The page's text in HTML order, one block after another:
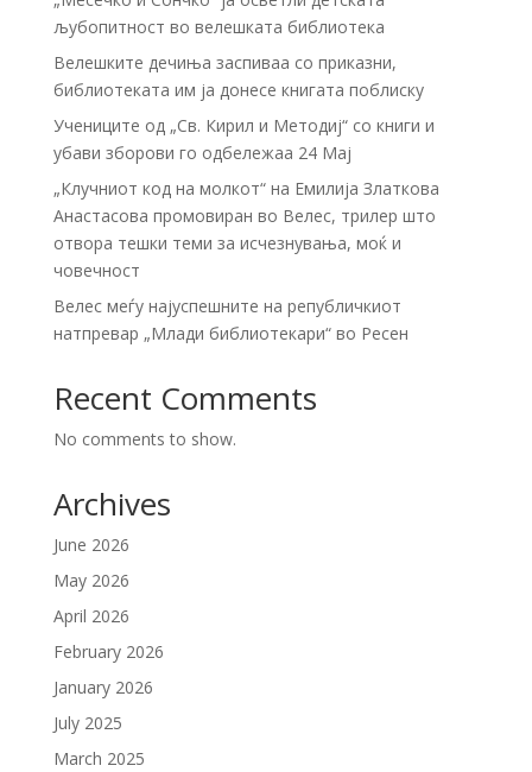
љубопитност во велешката библиотека
Велешките дечиња заспиваа со приказни,
библиотеката им ја донесе книгата поблиску
Учениците од „Св. Кирил и Методиј“ со книги и
убави зборови го одбележаа 24 Мај
„Клучниот код на молкот“ на Емилија Златкова
Анастасова промовиран во Велес, трилер што
отвора тешки теми за исчезнувања, моќ и
човечност
Велес меѓу најуспешните на републичкиот
натпревар „Млади библиотекари“ во Ресен
Recent Comments
No comments to show.
Archives
June 2026
May 2026
April 2026
February 2026
January 2026
July 2025
March 2025